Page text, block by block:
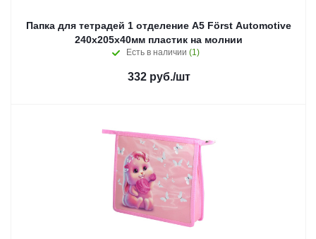
Папка для тетрадей 1 отделение А5 Först Automotive
240х205х40мм пластик на молнии
Есть в наличии (1)
332руб./шт